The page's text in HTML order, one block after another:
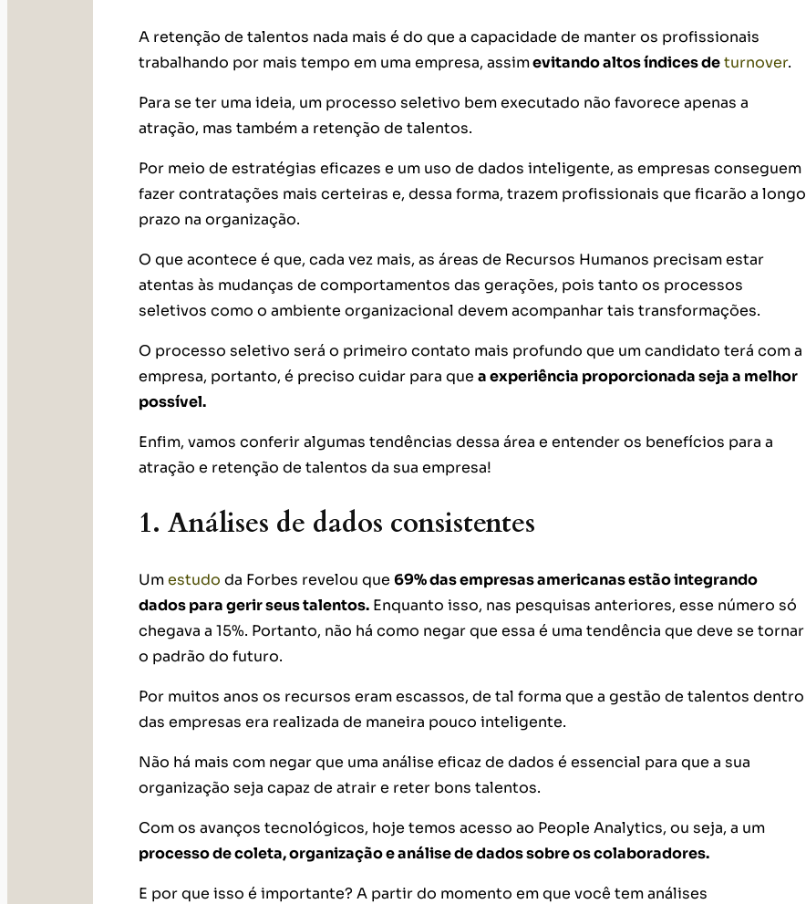
A retenção de talentos nada mais é do que a capacidade de manter os profissionais
trabalhando por mais tempo em uma empresa, assimevitando altos índices deturnover.
Para se ter uma ideia, um processo seletivo bem executado não favorece apenas a
atração, mas também a retenção de talentos.
Por meio de estratégias eficazes e um uso de dados inteligente, as empresas conseguem
fazer contratações mais certeiras e, dessa forma, trazem profissionais que ficarão a longo
prazo na organização.
O que acontece é que, cada vez mais, as áreas de Recursos Humanos precisam estar
atentas às mudanças de comportamentos das gerações, pois tanto os processos
seletivos como o ambiente organizacional devem acompanhar tais transformações.
O processo seletivo será o primeiro contato mais profundo que um candidato terá com a
empresa, portanto, é preciso cuidar para que a experiência proporcionada seja a melhor
possível.
Enfim, vamos conferir algumas tendências dessa área e entender os benefícios para a
atração e retenção de talentos da sua empresa!
1. Análises de dados consistentes
Umestudo da Forbes revelou que 69% das empresas americanas estão integrando
dados para gerir seus talentos. Enquanto isso, nas pesquisas anteriores, esse número só
chegava a 15%. Portanto, não há como negar que essa é uma tendência que deve se tornar
o padrão do futuro.
Por muitos anos os recursos eram escassos, de tal forma que a gestão de talentos dentro
das empresas era realizada de maneira pouco inteligente.
Não há mais com negar que uma análise eficaz de dados é essencial para que a sua
organização seja capaz de atrair e reter bons talentos.
Com os avanços tecnológicos, hoje temos acesso ao People Analytics, ou seja, a um
processo de coleta, organização e análise de dados sobre os colaboradores.
E por que isso é importante? A partir do momento em que você tem análises